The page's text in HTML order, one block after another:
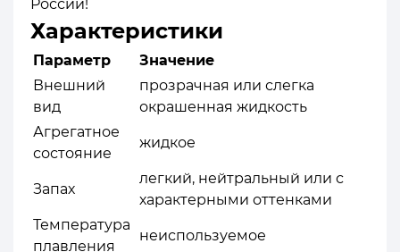
России!
Характеристики
Параметр
Значение
Внешний
вид
прозрачная или слегка
окрашенная жидкость
Агрегатное
состояние
жидкое
Запах
легкий, нейтральный или с
характерными оттенками
Температура
плавления
неиспользуемое